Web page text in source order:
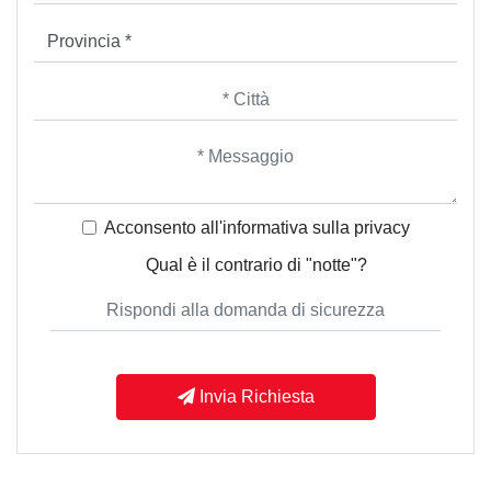
Acconsento all'informativa sulla privacy
Qual è il contrario di "notte"?
Invia Richiesta